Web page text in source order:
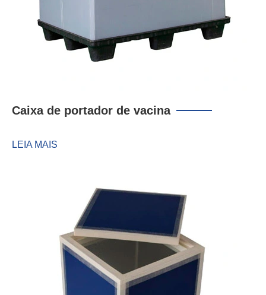
Caixa de portador de vacina
LEIA MAIS